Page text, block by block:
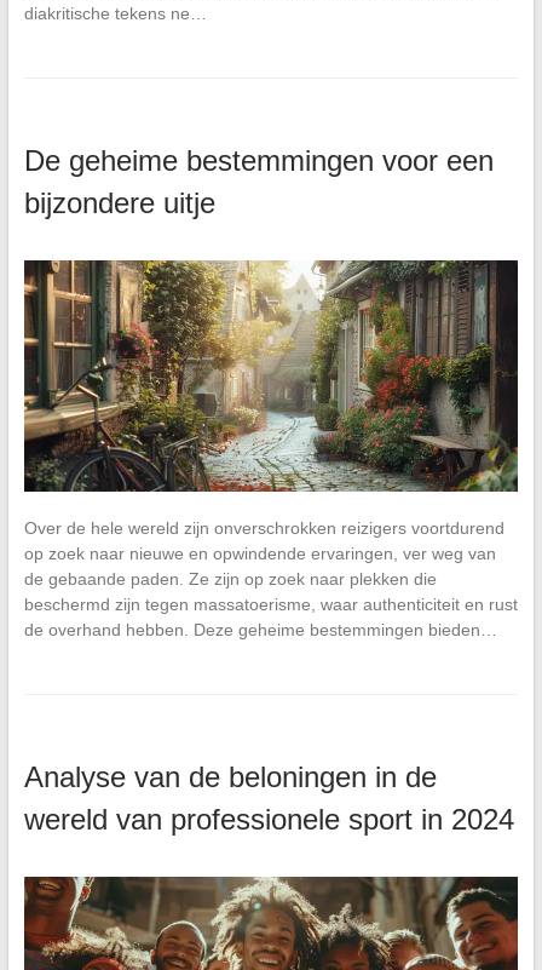
diakritische tekens ne…
De geheime bestemmingen voor een
bijzondere uitje
Over de hele wereld zijn onverschrokken reizigers voortdurend
op zoek naar nieuwe en opwindende ervaringen, ver weg van
de gebaande paden. Ze zijn op zoek naar plekken die
beschermd zijn tegen massatoerisme, waar authenticiteit en rust
de overhand hebben. Deze geheime bestemmingen bieden…
Analyse van de beloningen in de
wereld van professionele sport in 2024